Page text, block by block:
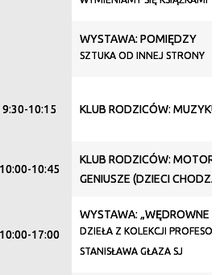
WYSTAWA: POMIĘDZY
SZTUKA OD INNEJ STRONY
9:30-10:15 KLUB RODZICÓW:
10:00-10:45
KLUB RODZICÓW:
GENIUSZE (DZIECI
10:00-17:00
WYSTAWA: „WĘDROWNE
DZIEŁA Z KOLEKCJI
STANISŁAWA GŁAZA SJ